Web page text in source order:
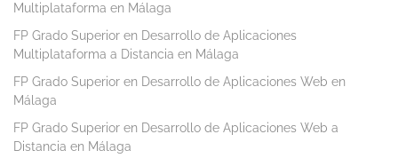
Multiplataforma en Málaga
FP Grado Superior en Desarrollo de Aplicaciones
Multiplataforma a Distancia en Málaga
FP Grado Superior en Desarrollo de Aplicaciones Web en
Málaga
FP Grado Superior en Desarrollo de Aplicaciones Web a
Distancia en Málaga